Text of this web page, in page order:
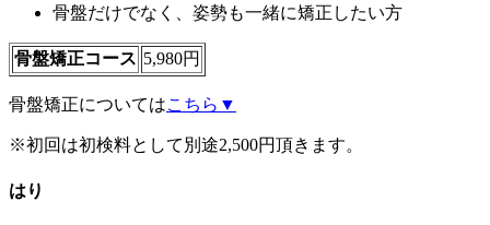
骨盤だけでなく、姿勢も一緒に矯正したい方
骨盤矯正コース 5,980円
骨盤矯正についてはこちら▼
※初回は初検料として別途2,500円頂きます。
はり